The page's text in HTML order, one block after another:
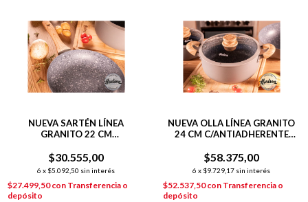
NUEVA SARTÉN LÍNEA
GRANITO 22 CM
$30.555,00
6 x $5.092,50 sin interés
$27.499,50con Transferencia o
depósito
NUEVA OLLA LÍNEA GRANITO
24 CM C/ANTIADHERENTE
$58.375,00
6 x $9.729,17 sin interés
$52.537,50con Transferencia o
depósito